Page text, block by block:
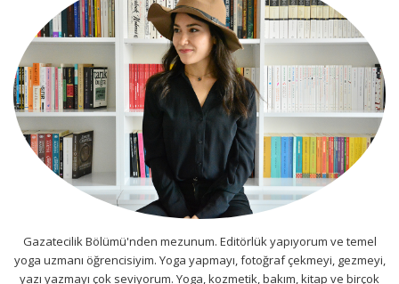
Gazatecilik Bölümü'nden mezunum. Editörlük yapıyorum ve temel
yoga uzmanı öğrencisiyim. Yoga yapmayı, fotoğraf çekmeyi, gezmeyi,
yazı yazmayı çok seviyorum. Yoga, kozmetik, bakım, kitap ve birçok